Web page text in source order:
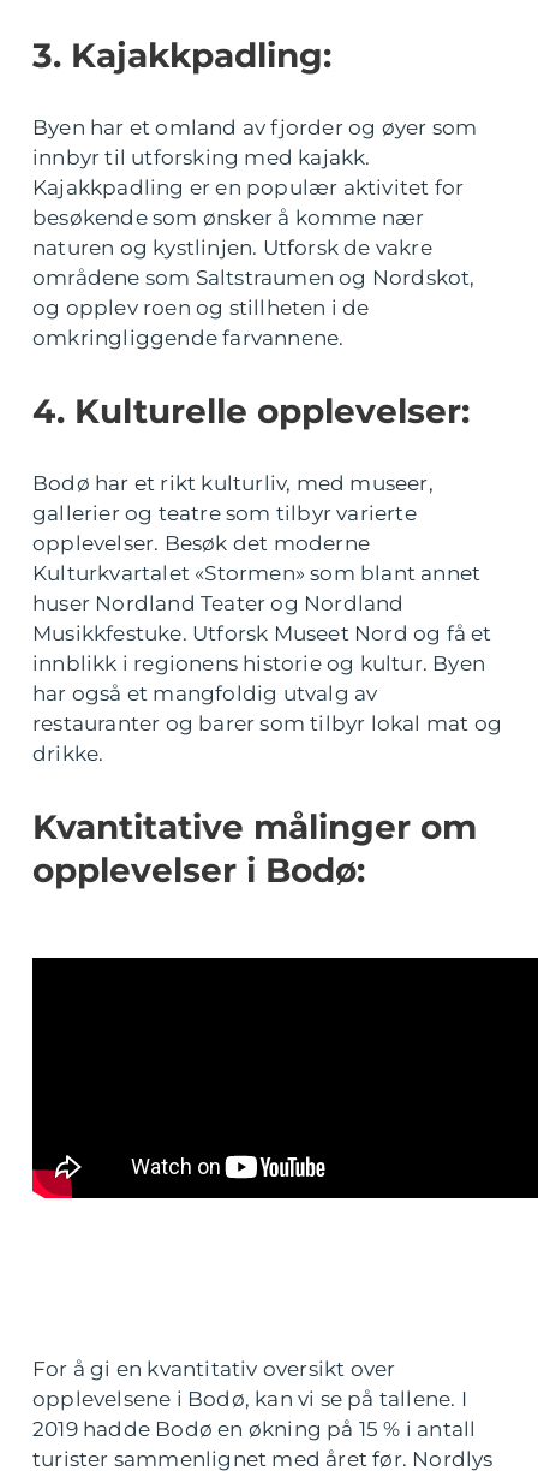
3. Kajakkpadling:
Byen har et omland av fjorder og øyer som
innbyr til utforsking med kajakk.
Kajakkpadling er en populær aktivitet for
besøkende som ønsker å komme nær
naturen og kystlinjen. Utforsk de vakre
områdene som Saltstraumen og Nordskot,
og opplev roen og stillheten i de
omkringliggende farvannene.
4. Kulturelle opplevelser:
Bodø har et rikt kulturliv, med museer,
gallerier og teatre som tilbyr varierte
opplevelser. Besøk det moderne
Kulturkvartalet «Stormen» som blant annet
huser Nordland Teater og Nordland
Musikkfestuke. Utforsk Museet Nord og få et
innblikk i regionens historie og kultur. Byen
har også et mangfoldig utvalg av
restauranter og barer som tilbyr lokal mat og
drikke.
Kvantitative målinger om
opplevelser i Bodø:
For å gi en kvantitativ oversikt over
opplevelsene i Bodø, kan vi se på tallene. I
2019 hadde Bodø en økning på 15 % i antall
turister sammenlignet med året før. Nordlys